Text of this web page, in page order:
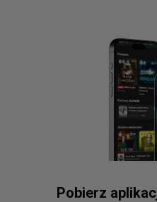
Pobierz